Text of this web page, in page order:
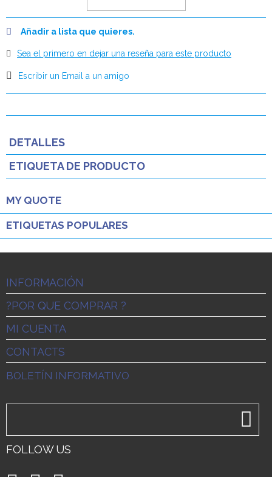
Añadir a lista que quieres.
Sea el primero en dejar una reseña para este producto
Escribir un Email a un amigo
DETALLES
ETIQUETA DE PRODUCTO
MY QUOTE
ETIQUETAS POPULARES
INFORMACIÓN
?POR QUE COMPRAR ?
MI CUENTA
CONTACTS
BOLETÍN INFORMATIVO
FOLLOW US